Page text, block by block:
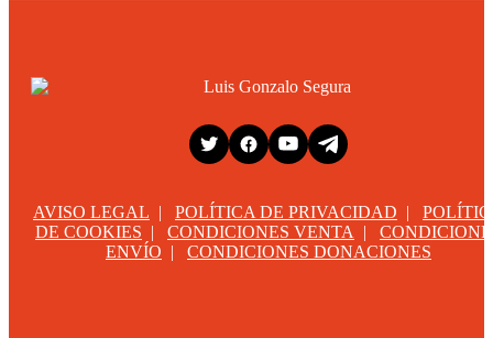
AVISO LEGAL | POLÍTICA DE PRIVACIDAD |
DE COOKIES | CONDICIONES VENTA |
ENVÍO | CONDICIONES DONACIONES